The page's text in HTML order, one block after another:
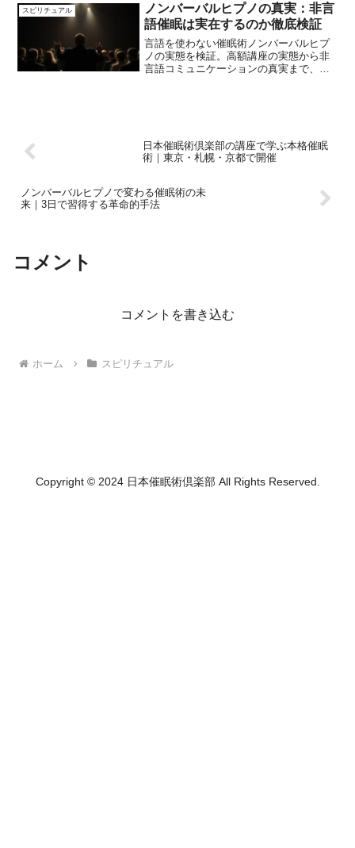
スピリチュアル
ノンバーバルヒプノの真実：非言
語催眠は実在するのか徹底検証
言語を使わない催眠術ノンバーバルヒプ
ノの実態を検証。高額講座の実態から非
言語コミュニケーションの真実まで、操
日本催眠術倶楽部の講座で学ぶ本格催眠
術｜東京・札幌・京都で開催
ノンバーバルヒプノで変わる催眠術の未
来｜3日で習得する革命的手法
コメント
コメントを書き込む
ホーム スピリチュアル
Copyright © 2024 日本催眠術倶楽部 All Rights Reserved.